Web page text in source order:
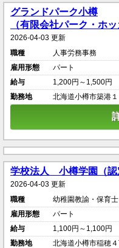
グランドパーク小樽
（有限会社パーク・ホ
2026-04-03 更新
職種
人事労務事務
雇用形態
パート
給与
1,200円～1,500円
勤務地
北海道小樽市築港
学校法人 小樽学園（認
2026-04-03 更新
職種
幼稚園教諭・保育士
雇用形態
パート
給与
1,100円～1,100円
勤務地
北海道小樽市稲穂